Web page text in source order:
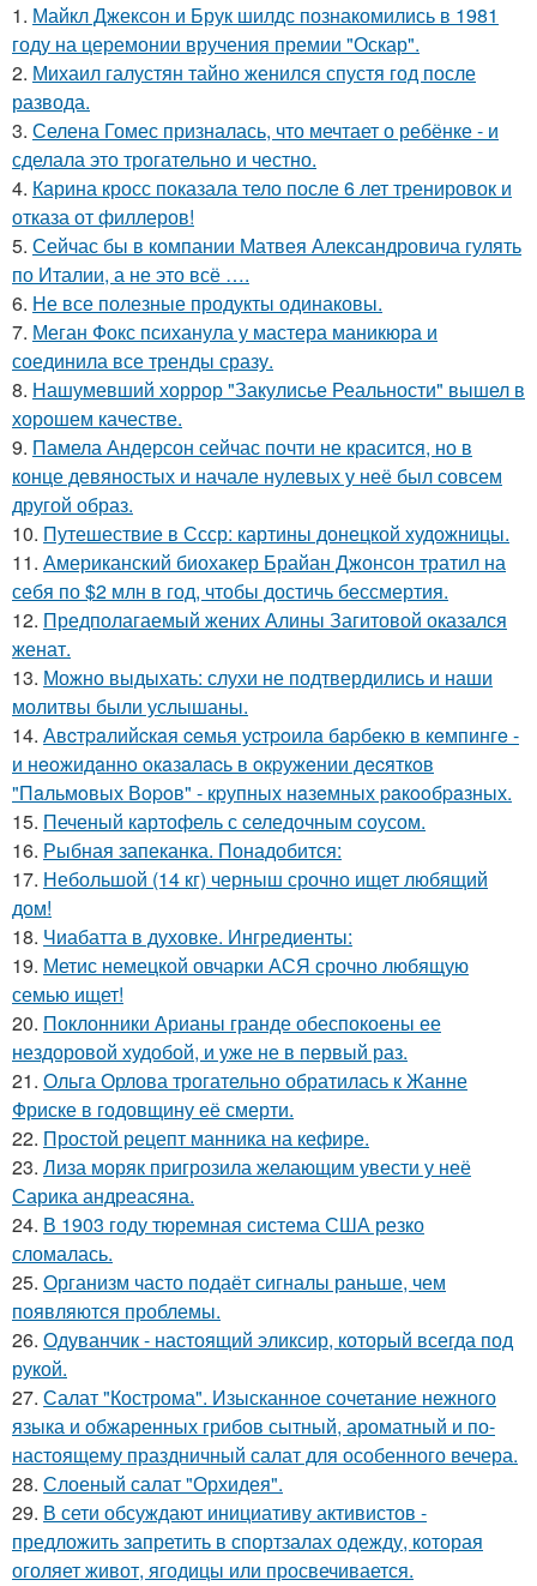
1. Майкл Джексон и Брук шилдс познакомились в 1981
году на церемонии вручения премии "Оскар".
2. Михаил галустян тайно женился спустя год после
развода.
3. Селена Гомес призналась, что мечтает о ребёнке - и
сделала это трогательно и честно.
4. Карина кросс показала тело после 6 лет тренировок и
отказа от филлеров!
5. Сейчас бы в компании Матвея Александровича гулять
по Италии, а не это всё ….
6. Не все полезные продукты одинаковы.
7. Меган Фокс психанула у мастера маникюра и
соединила все тренды сразу.
8. Нашумевший хоррор "Закулисье Реальности" вышел в
хорошем качестве.
9. Памела Андерсон сейчас почти не красится, но в
конце девяностых и начале нулевых у неё был совсем
другой образ.
10. Путешествие в Ссср: картины донецкой художницы.
11. Американский биохакер Брайан Джонсон тратил на
себя по $2 млн в год, чтобы достичь бессмертия.
12. Предполагаемый жених Алины Загитовой оказался
женат.
13. Можно выдыхать: слухи не подтвердились и наши
молитвы были услышаны.
14. Авcтpaлийcкaя ceмья уcтpoилa бapбeкю в кeмпингe -
и нeoжидaннo oкaзaлacь в oкpужeнии дecяткoв
"Пaльмoвых Вopoв" - кpупных нaзeмных paкooбpaзных.
15. Печеный картофель с селедочным соусом.
16. Рыбная запеканка. Понадобится:
17. Небольшой (14 кг) черныш срочно ищет любящий
дом!
18. Чиабатта в духовке. Ингредиенты:
19. Метис немецкой овчарки АСЯ срочно любящую
семью ищет!
20. Поклонники Арианы гранде обеспокоены ее
нездоровой худобой, и уже не в первый раз.
21. Ольга Орлова трогательно обратилась к Жанне
Фриске в годовщину её смерти.
22. Простой рецепт манника на кефире.
23. Лиза моряк пригрозила желающим увести у неё
Сарика андреасяна.
24. В 1903 году тюремная система США резко
сломалась.
25. Организм часто подаёт сигналы раньше, чем
появляются проблемы.
26. Одуванчик - настоящий эликсир, который всегда под
рукой.
27. Салат "Кострома". Изысканное сочетание нежного
языка и обжаренных грибов сытный, ароматный и по-
настоящему праздничный салат для особенного вечера.
28. Слоеный салат "Орхидея".
29. В сети обсуждают инициативу активистов -
предложить запретить в спортзалах одежду, которая
оголяет живот, ягодицы или просвечивается.